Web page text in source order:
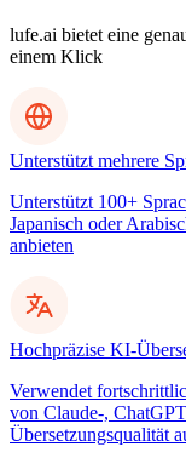
lufe.ai bietet eine
einem Klick
Unterstützt mehrere
Unterstützt 100+
Japanisch oder
anbieten
Hochpräzise KI-
Verwendet
von Claude-,
Übersetzungsqualität